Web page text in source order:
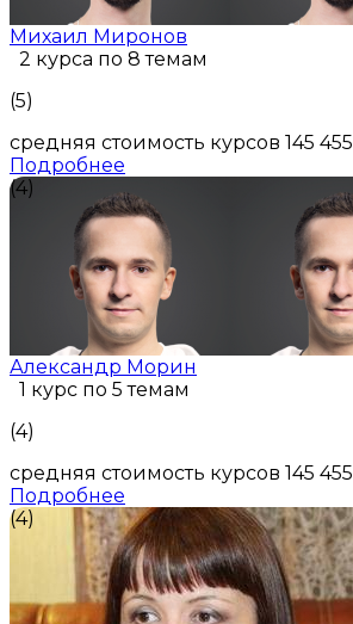
Михаил Миронов
2 курса по 8 темам
(5)
средняя стоимость курсов 145 455
Подробнее
(4)
Александр Морин
1 курс по 5 темам
(4)
средняя стоимость курсов 145 455
Подробнее
(4)